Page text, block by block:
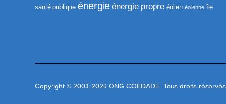
santé publique énergie énergie propre éolien éolienne île
Copyright © 2003-2026 ONG COEDADE. Tous droits réservés.